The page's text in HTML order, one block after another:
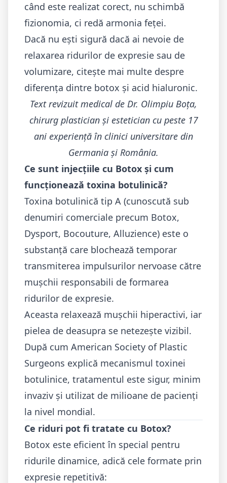
când este realizat corect, nu schimbă
fizionomia, ci redă armonia feței.
Dacă nu ești sigură dacă ai nevoie de
relaxarea ridurilor de expresie sau de
volumizare, citește mai multe despre
diferența dintre botox și acid hialuronic.
Text revizuit medical de Dr. Olimpiu Boța,
chirurg plastician și estetician cu peste 17
ani experiență în clinici universitare din
Germania și România.
Ce sunt injecțiile cu Botox și cum
funcționează toxina botulinică?
Toxina botulinică tip A (cunoscută sub
denumiri comerciale precum Botox,
Dysport, Bocouture, Alluzience) este o
substanță care blochează temporar
transmiterea impulsurilor nervoase către
mușchii responsabili de formarea
ridurilor de expresie.
Aceasta relaxează mușchii hiperactivi, iar
pielea de deasupra se netezește vizibil.
După cum American Society of Plastic
Surgeons explică mecanismul toxinei
botulinice, tratamentul este sigur, minim
invaziv și utilizat de milioane de pacienți
la nivel mondial.
Ce riduri pot fi tratate cu Botox?
Botox este eficient în special pentru
ridurile dinamice, adică cele formate prin
expresie repetitivă: